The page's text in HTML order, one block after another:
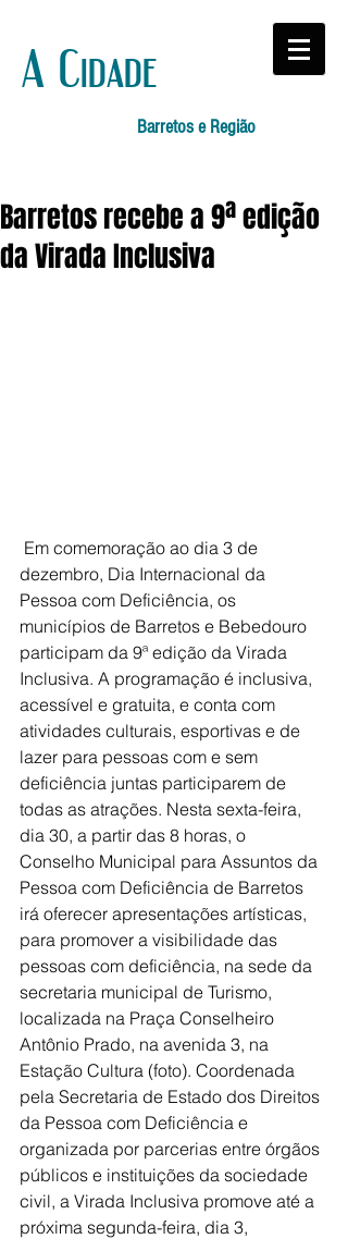
A Cidade
Barretos e Região
Barretos recebe a 9ª edição
da Virada Inclusiva
dezembro, Dia Internacional da
Pessoa com Deficiência, os
municípios de Barretos e Bebedouro
participam da 9ª edição da Virada
Inclusiva. A programação é inclusiva,
acessível e gratuita, e conta com
atividades culturais, esportivas e de
lazer para pessoas com e sem
deficiência juntas participarem de
todas as atrações. Nesta sexta-feira,
dia 30, a partir das 8 horas, o
Conselho Municipal para Assuntos da
Pessoa com Deficiência de Barretos
irá oferecer apresentações artísticas,
para promover a visibilidade das
pessoas com deficiência, na sede da
secretaria municipal de Turismo,
localizada na Praça Conselheiro
Antônio Prado, na avenida 3, na
Estação Cultura (foto). Coordenada
pela Secretaria de Estado dos Direitos
da Pessoa com Deficiência e
organizada por parcerias entre órgãos
públicos e instituições da sociedade
civil, a Virada Inclusiva promove até a
próxima segunda-feira, dia 3,